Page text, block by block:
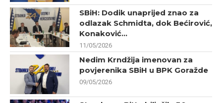
SBiH: Dodik unaprijed znao za
odlazak Schmidta, dok Bećirović,
Konaković...
11/05/2026
Nedim Krndžija imenovan za
povjerenika SBiH u BPK Goražde
09/05/2026